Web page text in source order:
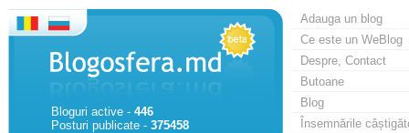
Bloguri active - 446
Posturi publicate - 375458
Adauga un blog
Ce este un WeBlog
Despre, Contact
Butoane
Blog
Însemnările